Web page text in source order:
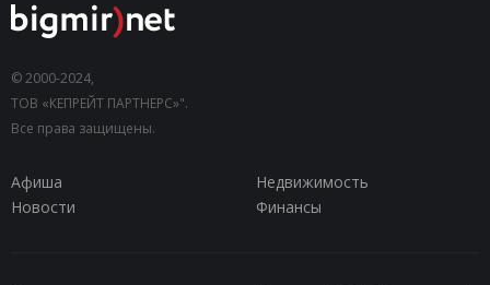
© 2000-2024,
ТОВ «КЕПРЕЙТ ПАРТНЕРС»".
Все права защищены.
Афиша
Недвижимость
Новости
Финансы